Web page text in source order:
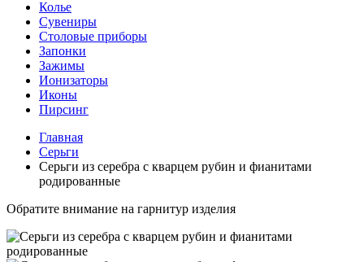
Колье
Сувениры
Столовые приборы
Запонки
Зажимы
Ионизаторы
Иконы
Пирсинг
Главная
Серьги
Серьги из серебра с кварцем рубин и фианитами
родированные
Обратите внимание на гарнитур изделия